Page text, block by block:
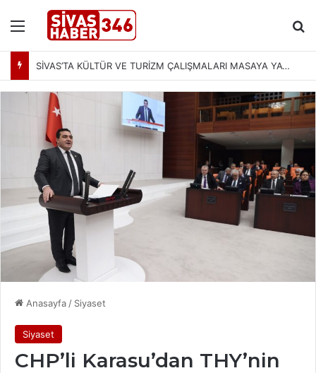
Menü
SİVAS’TA KÜLTÜR VE TURİZM ÇALIŞMALARI MASAYA YATIRILDI: YENİ PROJELER YOLDA
Anasayfa / Siyaset
Siyaset
CHP’li Karasu’dan THY’nin